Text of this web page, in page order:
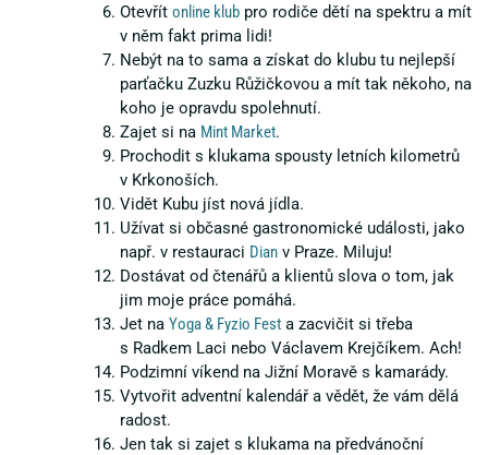
Otevřít online klub pro rodiče dětí na spektru a mít
v něm fakt prima lidi!
Nebýt na to sama a získat do klubu tu nejlepší
parťačku Zuzku Růžičkovou a mít tak někoho, na
koho je opravdu spolehnutí.
Zajet si na Mint Market.
Prochodit s klukama spousty letních kilometrů
v Krkonoších.
Vidět Kubu jíst nová jídla.
Užívat si občasné gastronomické události, jako
např. v restauraci Dian v Praze. Miluju!
Dostávat od čtenářů a klientů slova o tom, jak
jim moje práce pomáhá.
Jet na Yoga & Fyzio Fest a zacvičit si třeba
s Radkem Laci nebo Václavem Krejčíkem. Ach!
Podzimní víkend na Jižní Moravě s kamarády.
Vytvořit adventní kalendář a vědět, že vám dělá
radost.
Jen tak si zajet s klukama na předvánoční